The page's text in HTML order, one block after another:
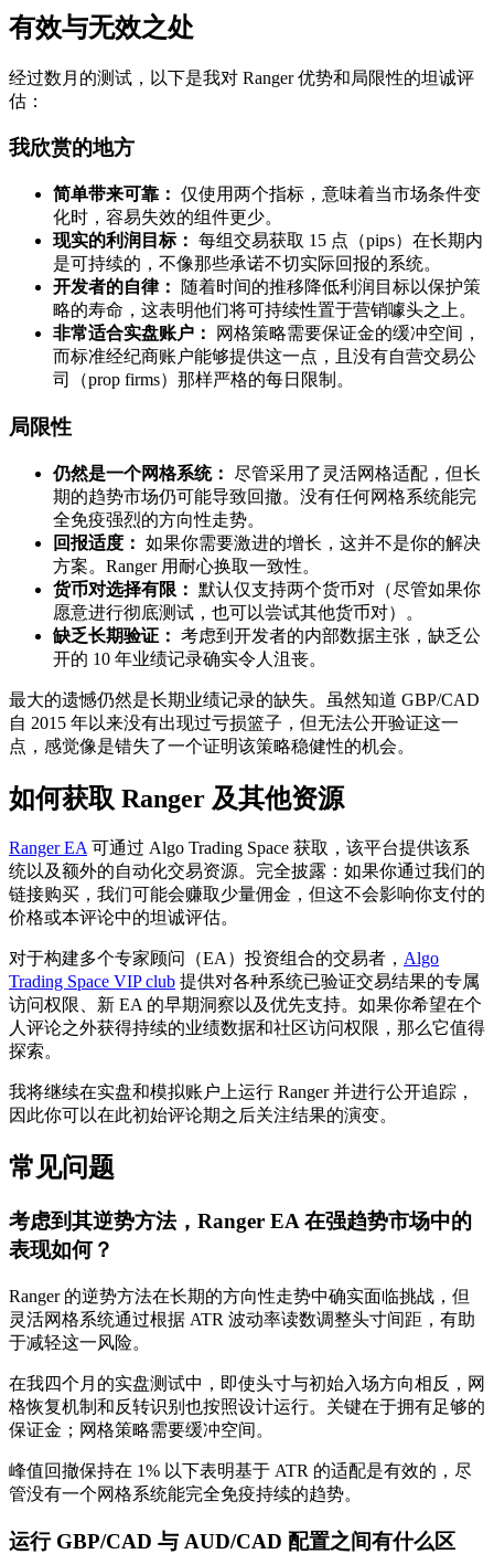
有效与无效之处
经过数月的测试，以下是我对 Ranger 优势和局限性的坦诚评
估：
我欣赏的地方
简单带来可靠： 仅使用两个指标，意味着当市场条件变
化时，容易失效的组件更少。
现实的利润目标： 每组交易获取 15 点（pips）在长期内
是可持续的，不像那些承诺不切实际回报的系统。
开发者的自律：
随着时间的推移降低利润目标以保护策
略的寿命，这表明他们将可持续性置于营销噱头之上。
非常适合实盘账户：
网格策略需要保证金的缓冲空间，
而标准经纪商账户能够提供这一点，且没有自营交易公
司（prop firms）那样严格的每日限制。
局限性
仍然是一个网格系统： 尽管采用了灵活网格适配，但长
期的趋势市场仍可能导致回撤。没有任何网格系统能完
全免疫强烈的方向性走势。
回报适度： 如果你需要激进的增长，这并不是你的解决
方案。Ranger 用耐心换取一致性。
货币对选择有限： 默认仅支持两个货币对（尽管如果你
愿意进行彻底测试，也可以尝试其他货币对）。
缺乏长期验证： 考虑到开发者的内部数据主张，缺乏公
开的 10 年业绩记录确实令人沮丧。
最大的遗憾仍然是长期业绩记录的缺失。虽然知道 GBP/CAD
自 2015 年以来没有出现过亏损篮子，但无法公开验证这一
点，感觉像是错失了一个证明该策略稳健性的机会。
如何获取 Ranger 及其他资源
Ranger EA可通过 Algo Trading Space 获取，该平台提供该系
统以及额外的自动化交易资源。完全披露：如果你通过我们的
链接购买，我们可能会赚取少量佣金，但这不会影响你支付的
价格或本评论中的坦诚评估。
对于构建多个专家顾问（EA）投资组合的交易者， Algo
Trading Space VIP club 提供对各种系统已验证交易结果的专属
访问权限、新 EA 的早期洞察以及优先支持。如果你希望在个
人评论之外获得持续的业绩数据和社区访问权限，那么它值得
探索。
我将继续在实盘和模拟账户上运行 Ranger 并进行公开追踪，
因此你可以在此初始评论期之后关注结果的演变。
常见问题
考虑到其逆势方法，Ranger EA 在强趋势市场中的
表现如何？
Ranger 的逆势方法在长期的方向性走势中确实面临挑战，但
灵活网格系统通过根据 ATR 波动率读数调整头寸间距，有助
于减轻这一风险。
在我四个月的实盘测试中，即使头寸与初始入场方向相反，网
格恢复机制和反转识别也按照设计运行。关键在于拥有足够的
保证金；网格策略需要缓冲空间。
峰值回撤保持在 1% 以下表明基于 ATR 的适配是有效的，尽
管没有一个网格系统能完全免疫持续的趋势。
运行 GBP/CAD 与 AUD/CAD 配置之间有什么区